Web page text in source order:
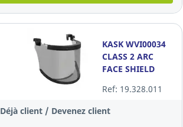
KASK WVI00034
CLASS 2 ARC
FACE SHIELD
Ref: 19.328.011
Déjà client / Devenez client